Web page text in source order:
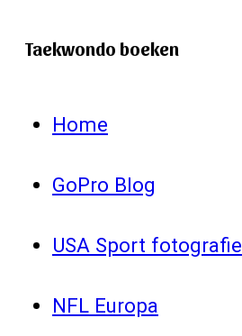
Taekwondo boeken
Home
GoPro Blog
USA Sport fotografie
NFL Europa